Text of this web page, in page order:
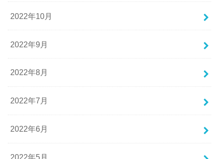
2022年10月
2022年9月
2022年8月
2022年7月
2022年6月
2022年5月